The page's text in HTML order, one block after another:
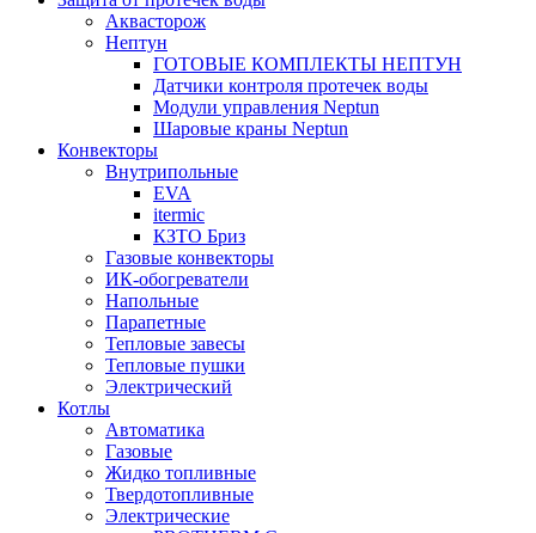
Аквасторож
Нептун
ГОТОВЫЕ КОМПЛЕКТЫ НЕПТУН
Датчики контроля протечек воды
Модули управления Neptun
Шаровые краны Neptun
Конвекторы
Внутрипольные
EVA
itermic
КЗТО Бриз
Газовые конвекторы
ИК-обогреватели
Напольные
Парапетные
Тепловые завесы
Тепловые пушки
Электрический
Котлы
Автоматика
Газовые
Жидко топливные
Твердотопливные
Электрические